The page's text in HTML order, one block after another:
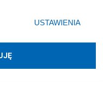
ustawień prywatności
strony
wymagają zgody
się takiemu
USTAWIENIA